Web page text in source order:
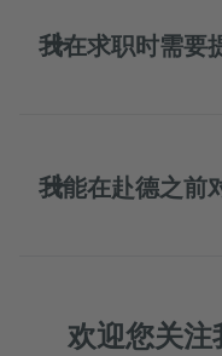
我在求职时需要
我能在赴德之前
欢迎您关